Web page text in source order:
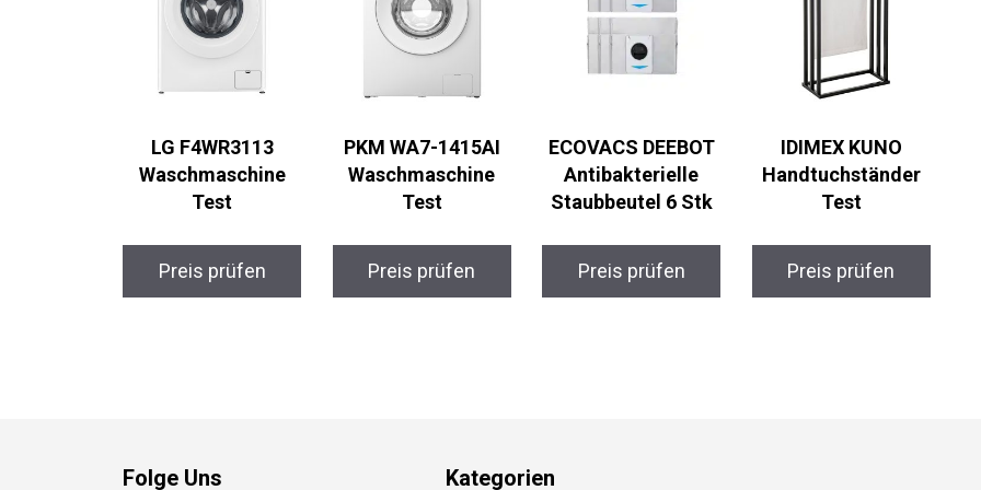
LG F4WR3113
Waschmaschine
Test
Preis prüfen
PKM WA7-1415AI
Waschmaschine
Test
Preis prüfen
ECOVACS DEEBOT
Antibakterielle
Staubbeutel 6 Stk
Preis prüfen
IDIMEX KUNO
Handtuchständer
Test
Preis prüfen
Folge Uns Kategorien